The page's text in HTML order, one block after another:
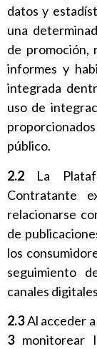
datos y
una
de promoción,
informes y
integrada
uso de
público.
2.2 La
Contratante
relacionarse
de
los
seguimiento
canales
2.3Al acceder
3 monitorear